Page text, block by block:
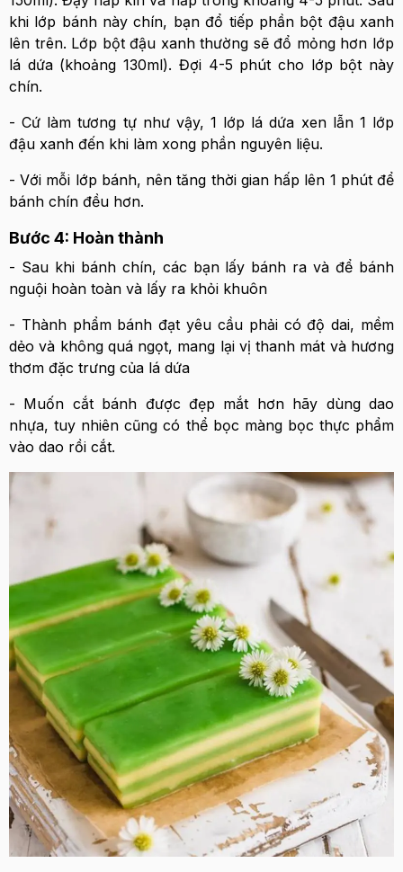
khi lớp bánh này chín, bạn đổ tiếp phần bột đậu xanh
lên trên. Lớp bột đậu xanh thường sẽ đổ mỏng hơn lớp
lá dứa (khoảng 130ml). Đợi 4-5 phút cho lớp bột này
chín.
- Cứ làm tương tự như vậy, 1 lớp lá dứa xen lẫn 1 lớp
đậu xanh đến khi làm xong phần nguyên liệu.
- Với mỗi lớp bánh, nên tăng thời gian hấp lên 1 phút để
bánh chín đều hơn.
Bước 4: Hoàn thành
- Sau khi bánh chín, các bạn lấy bánh ra và để bánh
nguội hoàn toàn và lấy ra khỏi khuôn
- Thành phẩm bánh đạt yêu cầu phải có độ dai, mềm
dẻo và không quá ngọt, mang lại vị thanh mát và hương
thơm đặc trưng của lá dứa
- Muốn cắt bánh được đẹp mắt hơn hãy dùng dao
nhựa, tuy nhiên cũng có thể bọc màng bọc thực phẩm
vào dao rồi cắt.